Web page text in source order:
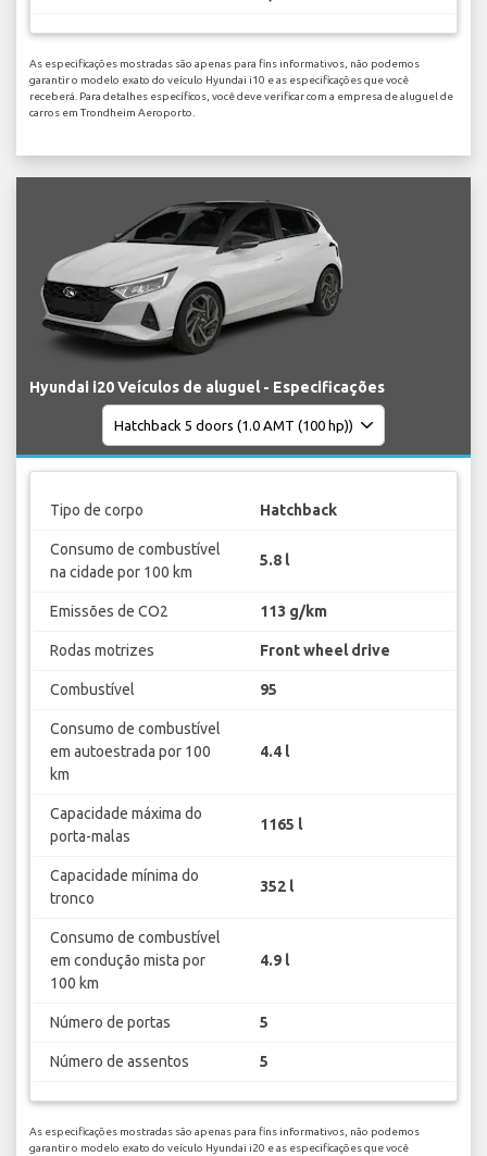
As especificações mostradas são apenas para fins informativos, não podemos
garantir o modelo exato do veículo Hyundai i10 e as especificações que você
receberá. Para detalhes específicos, você deve verificar com a empresa de aluguel de
carros em Trondheim Aeroporto.
Hyundai i20 Veículos de aluguel - Especificações
Tipo de corpo Hatchback
Consumo de combustível
na cidade por 100 km
5.8 l
Emissões de CO2 113 g/km
Rodas motrizes Front wheel drive
Combustível 95
Consumo de combustível
em autoestrada por 100
km
4.4 l
Capacidade máxima do
porta-malas
1165 l
Capacidade mínima do
tronco
352 l
Consumo de combustível
em condução mista por
100 km
4.9 l
Número de portas 5
Número de assentos 5
As especificações mostradas são apenas para fins informativos, não podemos
garantir o modelo exato do veículo Hyundai i20 e as especificações que você